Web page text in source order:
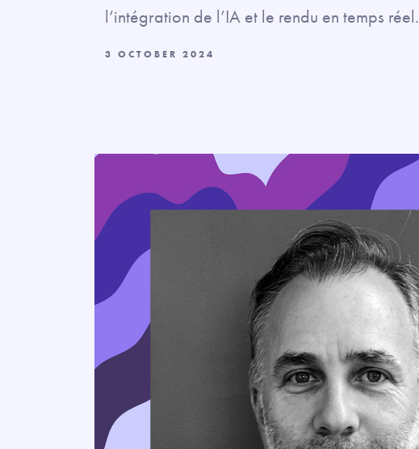
l’intégration de l’IA et le rendu en temps réel.
3 OCTOBER 2024